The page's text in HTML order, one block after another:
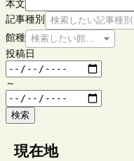
本文
記事種別
検索したい記事種
館種 検索したい館種を選択し
投稿日
～
検索
現在地